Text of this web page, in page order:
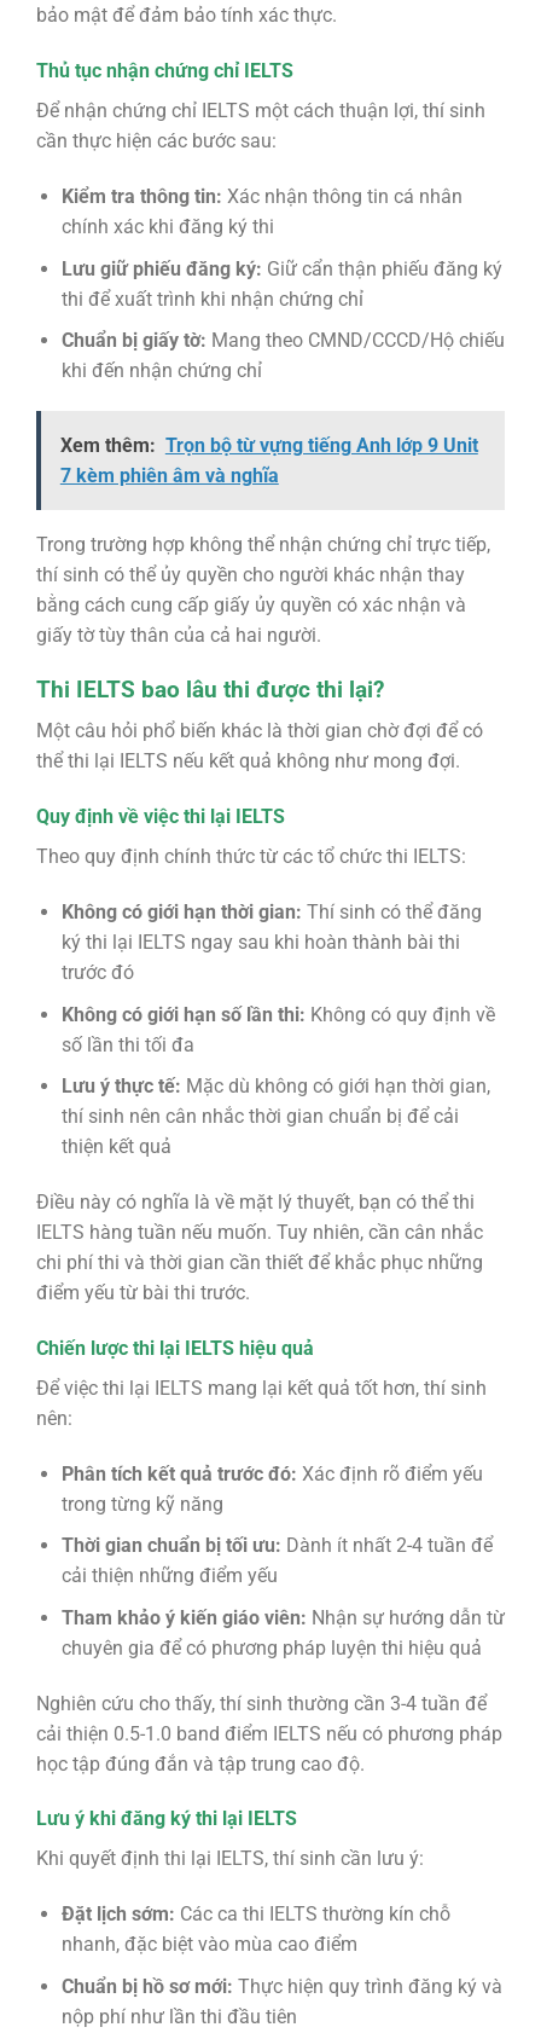
bảo mật để đảm bảo tính xác thực.
Thủ tục nhận chứng chỉ IELTS
Để nhận chứng chỉ IELTS một cách thuận lợi, thí sinh
cần thực hiện các bước sau:
Kiểm tra thông tin: Xác nhận thông tin cá nhân
chính xác khi đăng ký thi
Lưu giữ phiếu đăng ký: Giữ cẩn thận phiếu đăng ký
thi để xuất trình khi nhận chứng chỉ
Chuẩn bị giấy tờ: Mang theo CMND/CCCD/Hộ chiếu
khi đến nhận chứng chỉ
Xem thêm: Trọn bộ từ vựng tiếng Anh lớp 9 Unit
7 kèm phiên âm và nghĩa
Trong trường hợp không thể nhận chứng chỉ trực tiếp,
thí sinh có thể ủy quyền cho người khác nhận thay
bằng cách cung cấp giấy ủy quyền có xác nhận và
giấy tờ tùy thân của cả hai người.
Thi IELTS bao lâu thi được thi lại?
Một câu hỏi phổ biến khác là thời gian chờ đợi để có
thể thi lại IELTS nếu kết quả không như mong đợi.
Quy định về việc thi lại IELTS
Theo quy định chính thức từ các tổ chức thi IELTS:
Không có giới hạn thời gian: Thí sinh có thể đăng
ký thi lại IELTS ngay sau khi hoàn thành bài thi
trước đó
Không có giới hạn số lần thi: Không có quy định về
số lần thi tối đa
Lưu ý thực tế: Mặc dù không có giới hạn thời gian,
thí sinh nên cân nhắc thời gian chuẩn bị để cải
thiện kết quả
Điều này có nghĩa là về mặt lý thuyết, bạn có thể thi
IELTS hàng tuần nếu muốn. Tuy nhiên, cần cân nhắc
chi phí thi và thời gian cần thiết để khắc phục những
điểm yếu từ bài thi trước.
Chiến lược thi lại IELTS hiệu quả
Để việc thi lại IELTS mang lại kết quả tốt hơn, thí sinh
nên:
Phân tích kết quả trước đó: Xác định rõ điểm yếu
trong từng kỹ năng
Thời gian chuẩn bị tối ưu: Dành ít nhất 2-4 tuần để
cải thiện những điểm yếu
Tham khảo ý kiến giáo viên: Nhận sự hướng dẫn từ
chuyên gia để có phương pháp luyện thi hiệu quả
Nghiên cứu cho thấy, thí sinh thường cần 3-4 tuần để
cải thiện 0.5-1.0 band điểm IELTS nếu có phương pháp
học tập đúng đắn và tập trung cao độ.
Lưu ý khi đăng ký thi lại IELTS
Khi quyết định thi lại IELTS, thí sinh cần lưu ý:
Đặt lịch sớm: Các ca thi IELTS thường kín chỗ
nhanh, đặc biệt vào mùa cao điểm
Chuẩn bị hồ sơ mới: Thực hiện quy trình đăng ký và
nộp phí như lần thi đầu tiên